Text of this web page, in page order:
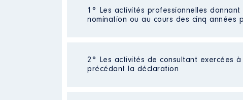
1° Les activités professionnelles
nomination ou au cours des cinq années
Description : Coordinateur
2° Les activités de consultant exercées
précédant la déclaration